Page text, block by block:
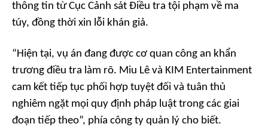
thông tin từ Cục Cảnh sát Điều tra tội phạm về ma
túy, đồng thời xin lỗi khán giả.
“Hiện tại, vụ án đang được cơ quan công an khẩn
trương điều tra làm rõ. Miu Lê và KIM Entertainment
cam kết tiếp tục phối hợp tuyệt đối và tuân thủ
nghiêm ngặt mọi quy định pháp luật trong các giai
đoạn tiếp theo”, phía công ty quản lý cho biết.